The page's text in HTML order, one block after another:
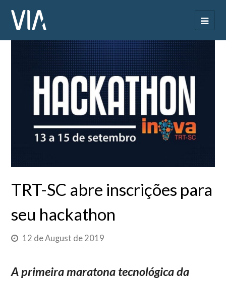
TRT-SC abre inscrições para
seu hackathon
12 de August de 2019
A primeira maratona tecnológica da